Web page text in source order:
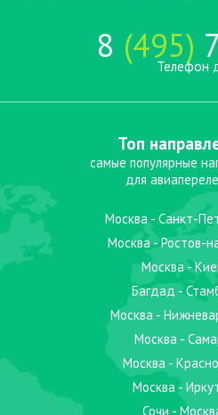
8 (495)
Телефон
Топ
самые популярные
для
Москва - Санкт-
Москва - Ростов-
Москва -
Багдад -
Москва -
Москва -
Москва -
Москва -
Сочи -